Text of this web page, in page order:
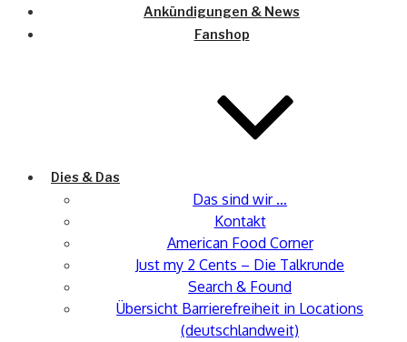
Ankündigungen & News
Fanshop
Dies & Das
Das sind wir …
Kontakt
American Food Corner
Just my 2 Cents – Die Talkrunde
Search & Found
Übersicht Barrierefreiheit in Locations
(deutschlandweit)